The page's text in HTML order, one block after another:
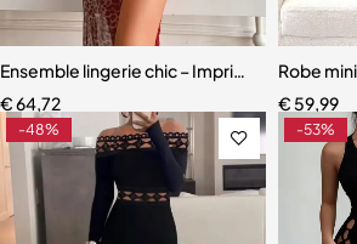
Ensemble lingerie chic – Imprimé léopard
€64,72
Robe
€ 59,99
-48% -53%